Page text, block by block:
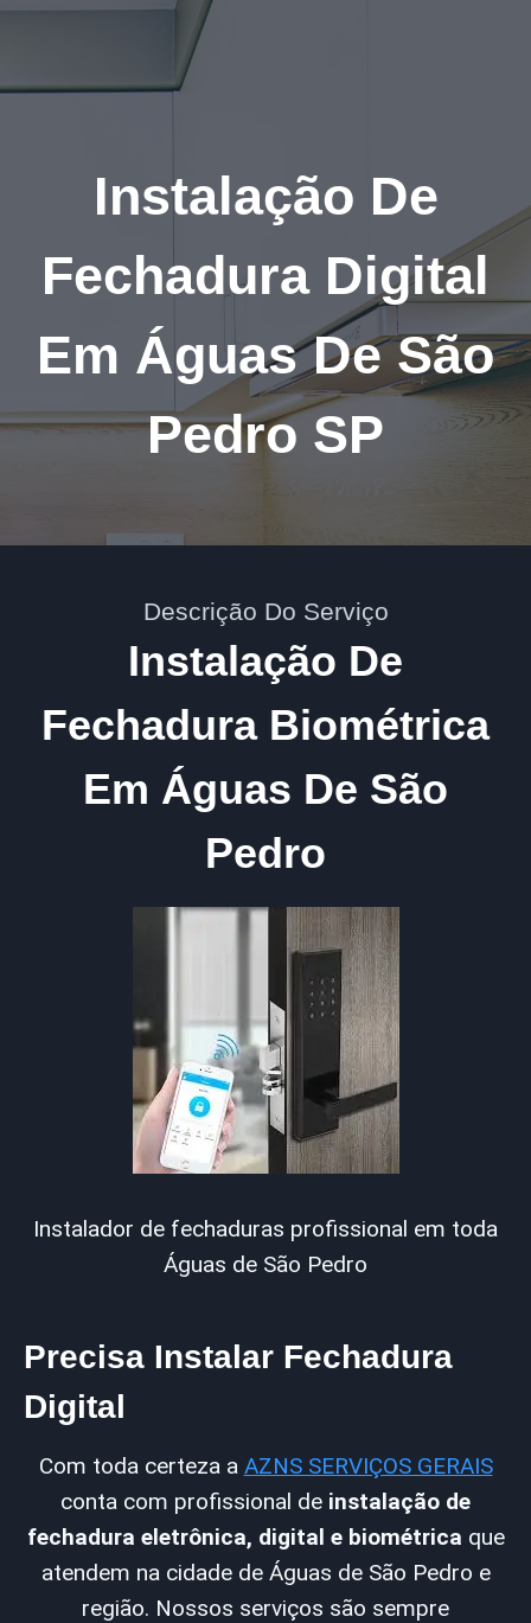
Pular
o
Instalação De
Fechadura Digital
Em Águas De São
Pedro SP
Descrição Do Serviço
Instalação De
Fechadura Biométrica
Em Águas De São
Pedro
Instalador de fechaduras profissional em toda
Águas de São Pedro
Precisa Instalar Fechadura
Digital
Com toda certeza a AZNS SERVIÇOS GERAIS
conta com profissional de instalação de
fechadura eletrônica, digital e biométrica que
atendem na cidade de Águas de São Pedro e
região. Nossos serviços são sempre